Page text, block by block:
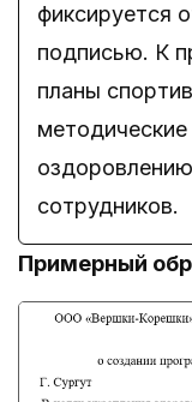
фиксируется
подписью. К
планы
сотрудников.
Примерный